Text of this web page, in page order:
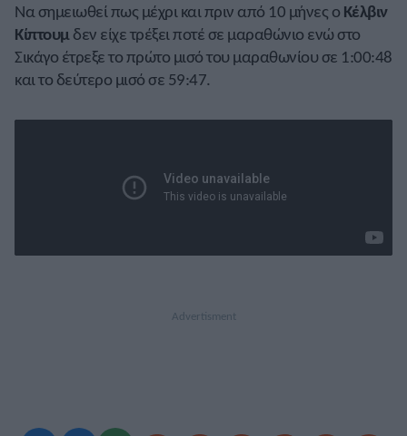
Να σημειωθεί πως μέχρι και πριν από 10 μήνες ο Κέλβιν
Κίπτουμδεν είχε τρέξει ποτέ σε μαραθώνιο ενώ στο
Σικάγο έτρεξε το πρώτο μισό του μαραθωνίου σε 1:00:48
και το δεύτερο μισό σε 59:47.